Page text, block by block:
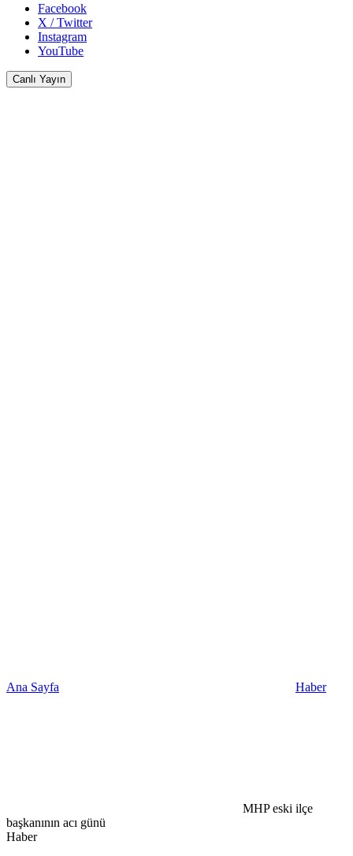
Facebook
X / Twitter
Instagram
YouTube
Canlı Yayın
Ana Sayfa Haber
MHP eski ilçe
başkanının acı günü
Haber